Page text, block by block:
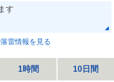
す
雷情報を見る
1時間 10日間